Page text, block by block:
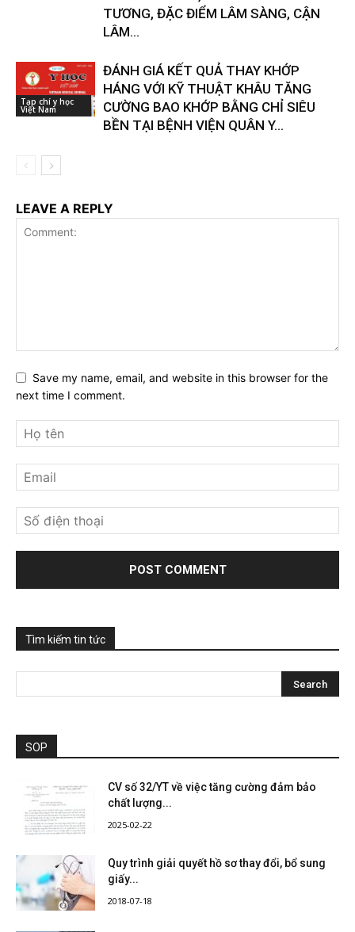
TƯƠNG, ĐẶC ĐIỂM LÂM SÀNG, CẬN
LÂM...
Tạp chí y học
Việt Nam
ĐÁNH GIÁ KẾT QUẢ THAY KHỚP
HÁNG VỚI KỸ THUẬT KHÂU TĂNG
CƯỜNG BAO KHỚP BẰNG CHỈ SIÊU
BỀN TẠI BỆNH VIỆN QUÂN Y...
LEAVE A REPLY
Save my name, email, and website in this browser for the
next time I comment.
Tìm kiếm tin tức
SOP
CV số 32/YT về việc tăng cường đảm bảo
chất lượng...
2025-02-22
Quy trình giải quyết hồ sơ thay đổi, bổ sung
giấy...
2018-07-18